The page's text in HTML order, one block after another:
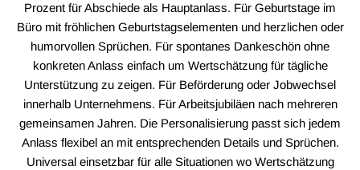
Prozent für Abschiede als Hauptanlass. Für Geburtstage im
Büro mit fröhlichen Geburtstagselementen und herzlichen oder
humorvollen Sprüchen. Für spontanes Dankeschön ohne
konkreten Anlass einfach um Wertschätzung für tägliche
Unterstützung zu zeigen. Für Beförderung oder Jobwechsel
innerhalb Unternehmens. Für Arbeitsjubiläen nach mehreren
gemeinsamen Jahren. Die Personalisierung passt sich jedem
Anlass flexibel an mit entsprechenden Details und Sprüchen.
Universal einsetzbar für alle Situationen wo Wertschätzung